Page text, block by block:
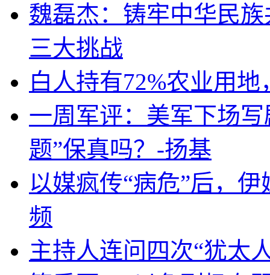
魏磊杰：铸牢中华民
三大挑战
白人持有72%农业用
一周军评：美军下场
题”保真吗？-扬基
以媒疯传“病危”后，
频
主持人连问四次“犹太